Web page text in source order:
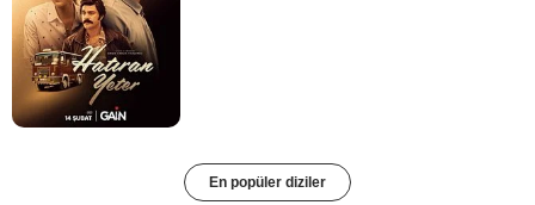
En popüler diziler